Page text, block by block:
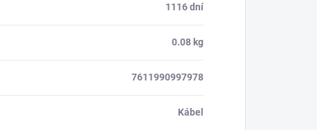
1116 dní
0.08 kg
7611990997978
Kábel